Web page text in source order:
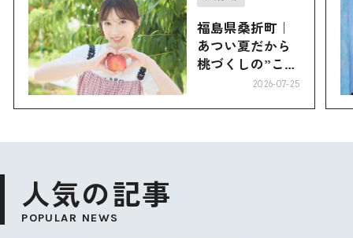
福島県桑折町｜
あつい夏だから
桃づくしの”こお
2026-07-25
人気の記事
POPULAR NEWS